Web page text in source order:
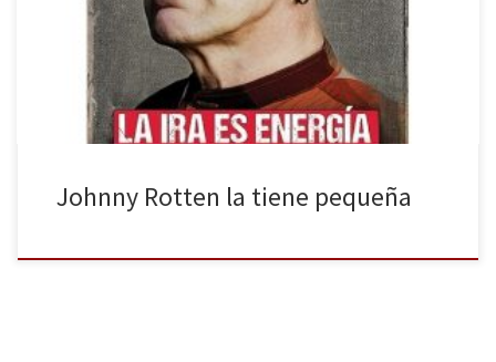
Rotten: No irish, no blacks, no dogs, escrita en colaboración entre
Lydon y los hermanos Keith y Kent Zimmerman, responsables a su
Johnny Rotten la tiene pequeña